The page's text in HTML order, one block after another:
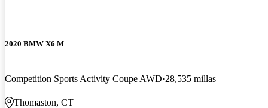
2020 BMW X6 M
Competition Sports Activity Coupe AWD 28,535 millas
Thomaston, CT